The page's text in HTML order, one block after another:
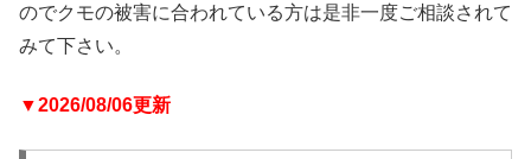
のでクモの被害に合われている方は是非一度ご相談されて
みて下さい。
▼2026/08/06更新